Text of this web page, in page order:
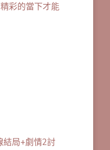
彩的當下才能
局+劇情2討